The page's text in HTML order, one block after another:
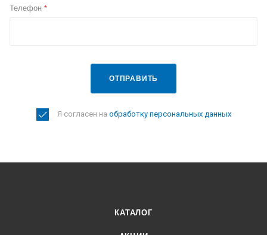
Телефон *
ОТПРАВИТЬ
Я согласен на обработку персональных данных
КАТАЛОГ